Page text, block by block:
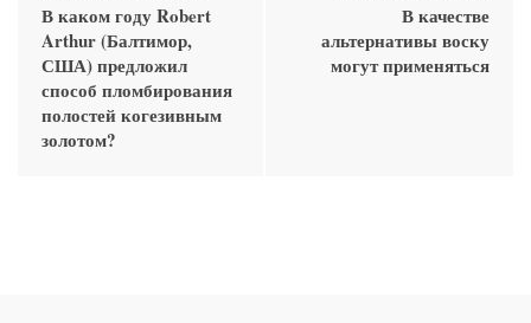
В каком году Robert
Arthur (Балтимор,
США) предложил
способ пломбирования
полостей когезивным
золотом?
В качестве
альтернативы воску
могут применяться